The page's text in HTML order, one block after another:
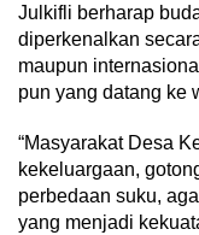
Julkifli berharap
diperkenalkan
maupun
pun yang datang ke
“Masyarakat Desa
kekeluargaan,
perbedaan suku,
yang menjadi